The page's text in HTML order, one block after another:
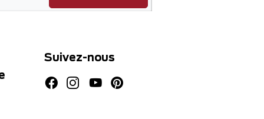
Suivez-nous